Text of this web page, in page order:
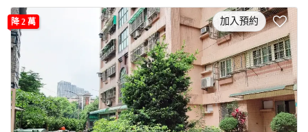
降 2 萬 加入預約